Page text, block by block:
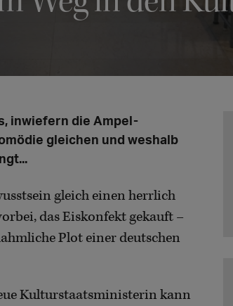
inwiefern die Ampel-
gleichen und weshalb
gleich einen herrlich
das Eiskonfekt gekauft –
Plot einer deutschen
Kulturstaatsministerin kann